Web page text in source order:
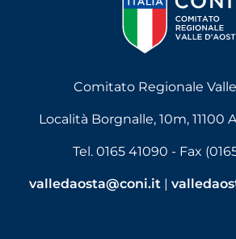
Comitato Regionale
Località Borgnalle, 10m, 11100
Tel. 0165 41090 - Fax
valledaosta@coni.it |